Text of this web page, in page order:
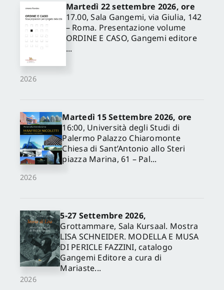
2026
Martedì 22 settembre 2026, ore
17.00, Sala Gangemi, via Giulia, 142
– Roma. Presentazione volume
ORDINE E CASO, Gangemi editore
...
2026
Martedì 15 Settembre 2026, ore
16:00, Università degli Studi di
Palermo Palazzo Chiaromonte
Chiesa di Sant’Antonio allo Steri
piazza Marina, 61 – Pal...
2026
5-27 Settembre 2026,
Grottammare, Sala Kursaal. Mostra
LISA SCHNEIDER. MODELLA E MUSA
DI PERICLE FAZZINI, catalogo
Gangemi Editore a cura di
Mariaste...